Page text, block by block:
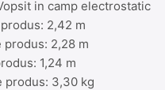
in camp electrostatic
2,42 m
produs: 2,28 m
1,24 m
produs: 3,30 kg